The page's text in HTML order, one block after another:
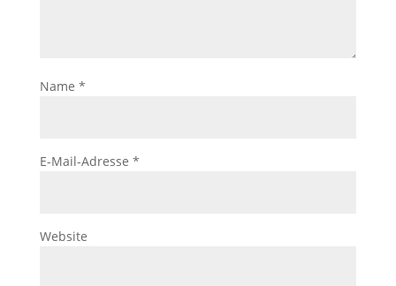
Name *
E-Mail-Adresse *
Website